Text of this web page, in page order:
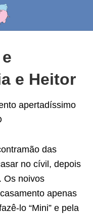
e Heitor
apertadíssimo
das
no cívil, depois
Os noivos
apenas
lo “Mini” e pela